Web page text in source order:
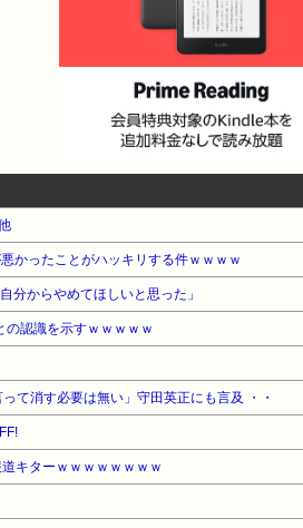
かったことがハッキリする件ｗｗｗｗ
分からやめてほしいと思った」
の認識を示すｗｗｗｗｗ
て消す必要は無い」守田英正にも言及 ・・
キターｗｗｗｗｗｗｗｗ